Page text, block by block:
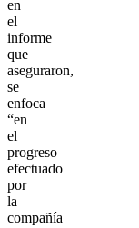
en
el
informe
que
aseguraron,
se
enfoca
“en
el
progreso
efectuado
por
la
compañía